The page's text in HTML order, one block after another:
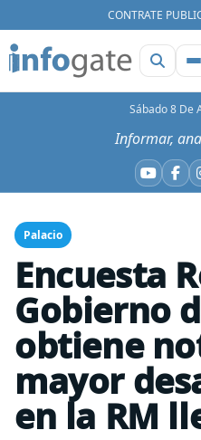
CONTRATE
Sábado 8 De
Informar,
Palacio
Encuesta
Gobierno
obtiene
mayor
en la RM